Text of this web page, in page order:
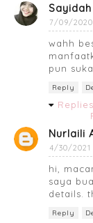
7/09/2020
wahh
pun
Reply
Replies
Nurlaili
4/30/2021
hi,
saya
details.
Reply